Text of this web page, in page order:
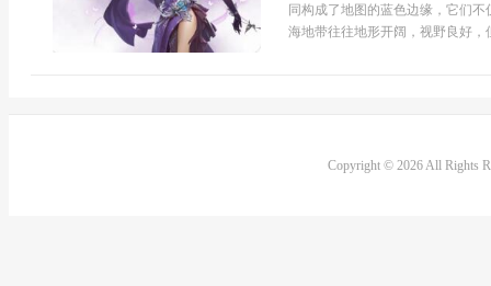
同构成了地图的蓝色边缘，它们
海地带往往地形开阔，视野良好，
Copyright © 2026 All Rights